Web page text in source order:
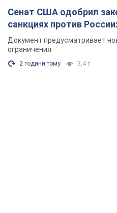
Сенат США одобрил
санкциях против
Документ предусматривает
ограничения
2 години тому 3,4 т.